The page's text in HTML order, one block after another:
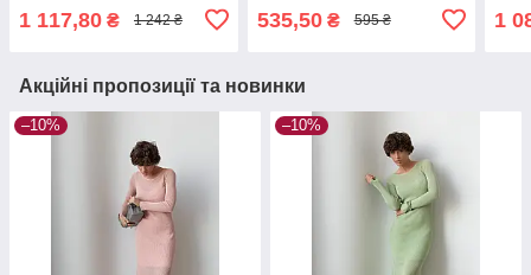
1 117,80 ₴ 1 242 ₴ 535,50₴ 595 ₴ 1
Акційні пропозиції та новинки
–10% –10%